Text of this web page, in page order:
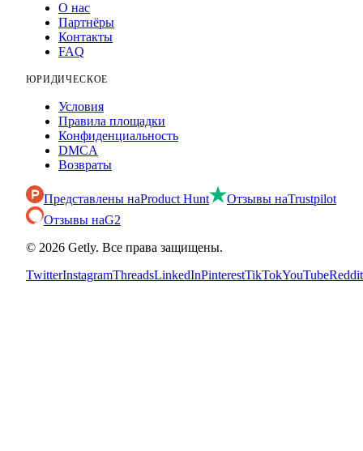
О нас
Партнёры
Контакты
FAQ
ЮРИДИЧЕСКОЕ
Условия
Правила площадки
Конфиденциальность
DMCA
Возвраты
Представлены наProduct Hunt Отзывы наTrustpilot
Отзывы наG2
© 2026 Getly. Все права защищены.
TwitterInstagramThreadsLinkedInPinterestTikTokYouTubeReddit